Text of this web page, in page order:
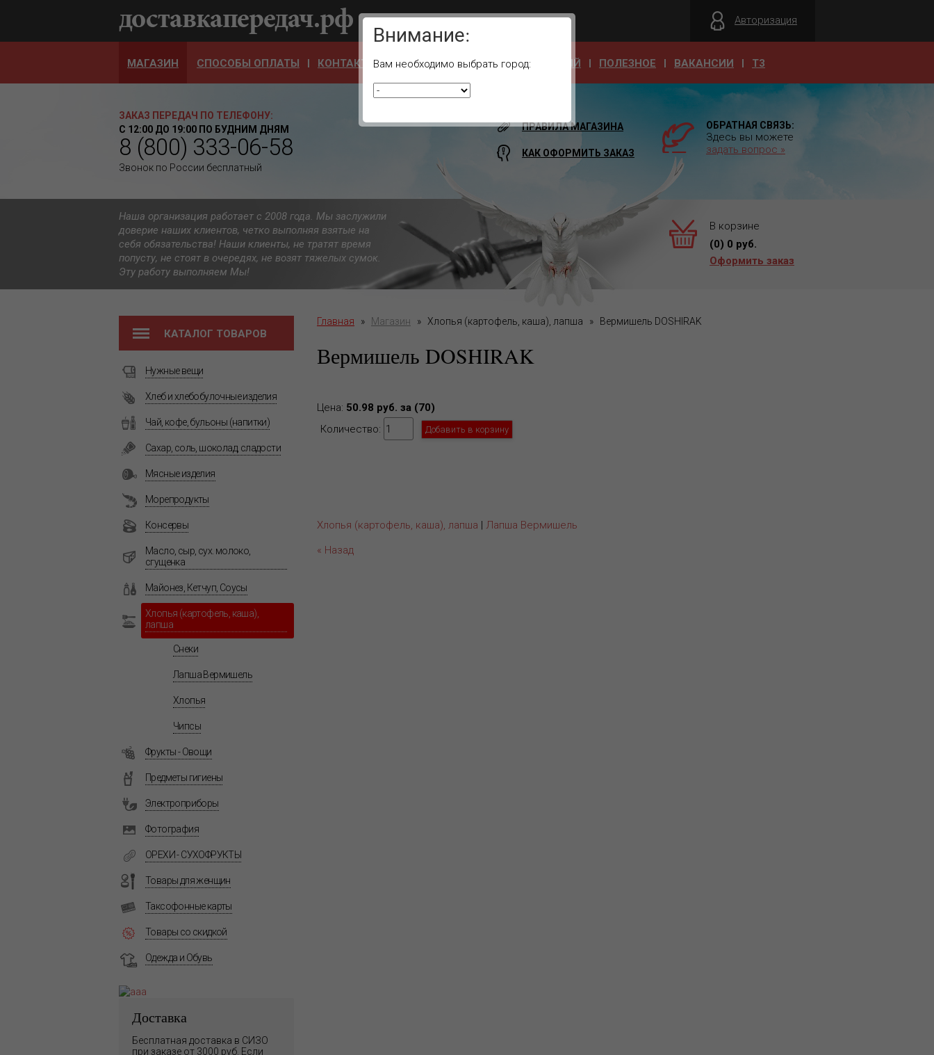
Ваш город: Авторизация
МАГАЗИН СПОСОБЫ ОПЛАТЫ КОНТАКТЫ ОТЗЫВЫ АДРЕСА УЧРЕЖДЕНИЙ ПОЛЕЗНОЕ ВАКАНСИИ T3
ЗАКАЗ ПЕРЕДАЧ ПО ТЕЛЕФОНУ:
С 12:00 ДО 19:00 ПО БУДНИМ ДНЯМ
8 (800) 333-06-58
Звонок по России бесплатный
ОБРАТНАЯ СВЯЗЬ:
Здесь вы можете
задать вопрос »
ПРАВИЛА МАГАЗИНА
КАК ОФОРМИТЬ ЗАКАЗ
Наша организация работает с 2008 года. Мы заслужили
доверие наших клиентов, четко выполняя взятые на
себя обязательства! Наши клиенты, не тратят время
попусту, не стоят в очередях, не возят тяжелых сумок.
Эту работу выполняем Мы!
В корзине
(0) 0 руб.
Оформить заказ
КАТАЛОГ ТОВАРОВ
Нужные вещи
Хлеб и хлебобулочные изделия
Чай, кофе, бульоны (напитки)
Сахар, соль, шоколад, сладости
Мясные изделия
Морепродукты
Консервы
Масло, сыр, сух. молоко,
сгущенка
Майонез, Кетчуп, Соусы
Хлопья (картофель, каша),
лапша
Снеки
Лапша Вермишель
Хлопья
Чипсы
Фрукты - Овощи
Предметы гигиены
Электроприборы
Фотография
ОРЕХИ - СУХОФРУКТЫ
Товары для женщин
Таксофонные карты
Товары со скидкой
Одежда и Обувь
Доставка
Бесплатная доставка в СИЗО
при заказе от 3000 руб. Если
Главная » Магазин » Хлопья (картофель, каша), лапша » Вермишель DOSHIRAK
Вермишель DOSHIRAK
Цена: 50.98 руб. за (70)
Количество:
Хлопья (картофель, каша), лапша | Лапша Вермишель
« Назад
Внимание:
Вам необходимо выбрать город: